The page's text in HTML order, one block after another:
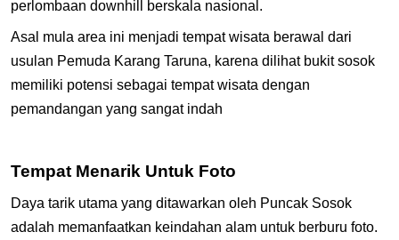
perlombaan downhill berskala nasional.
Asal mula area ini menjadi tempat wisata berawal dari
usulan Pemuda Karang Taruna, karena dilihat bukit sosok
memiliki potensi sebagai tempat wisata dengan
pemandangan yang sangat indah
Tempat Menarik Untuk Foto
Daya tarik utama yang ditawarkan oleh Puncak Sosok
adalah memanfaatkan keindahan alam untuk berburu foto.